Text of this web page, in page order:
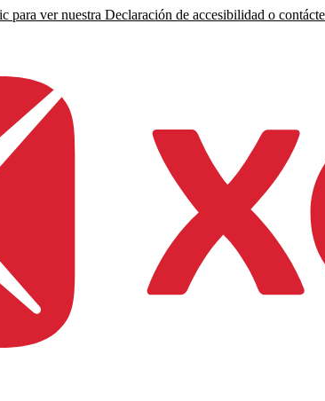
para ver nuestra Declaración de accesibilidad o